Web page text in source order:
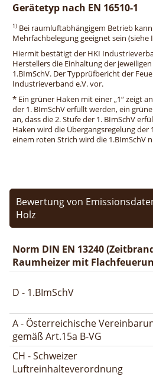
Gerätetyp nach EN 16510-1
1) Bei raumluftabhängigem Betrieb
Mehrfachbelegung geeignet sein
Hiermit bestätigt der HKI
Herstellers die Einhaltung der
1.BImSchV. Der Typprüfbericht der
Industrieverband e.V. vor.
* Ein grüner Haken mit einer „1“ zeigt
der 1. BImSchV erfüllt werden, ein
an, dass die 2. Stufe der 1. BImSchV
Haken wird die Übergangsregelung der
einem roten Strich wird die 1.BImSchV
Bewertung von
Holz
Norm DIN EN 13240
Raumheizer mit
D - 1.BImSchV
A - Österreichische
gemäß Art.15a B-VG
CH - Schweizer
Luftreinhalteverordnung